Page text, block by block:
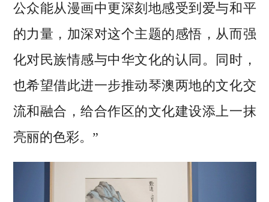
公众能从漫画中更深刻地感受到爱与和平
的力量，加深对这个主题的感悟，从而强
化对民族情感与中华文化的认同。同时，
也希望借此进一步推动琴澳两地的文化交
流和融合，给合作区的文化建设添上一抹
亮丽的色彩。”